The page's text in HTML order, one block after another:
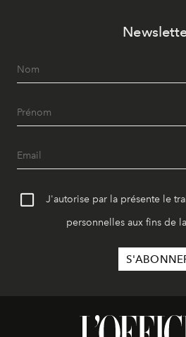
J'autorise par la présente le
personnelles aux fins de la